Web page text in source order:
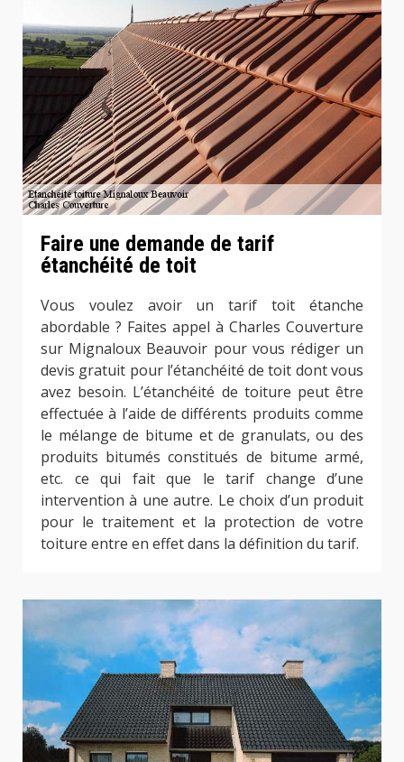
Faire une demande de tarif
étanchéité de toit
Vous voulez avoir un tarif toit étanche
abordable ? Faites appel à Charles Couverture
sur Mignaloux Beauvoir pour vous rédiger un
devis gratuit pour l’étanchéité de toit dont vous
avez besoin. L’étanchéité de toiture peut être
effectuée à l’aide de différents produits comme
le mélange de bitume et de granulats, ou des
produits bitumés constitués de bitume armé,
etc. ce qui fait que le tarif change d’une
intervention à une autre. Le choix d’un produit
pour le traitement et la protection de votre
toiture entre en effet dans la définition du tarif.